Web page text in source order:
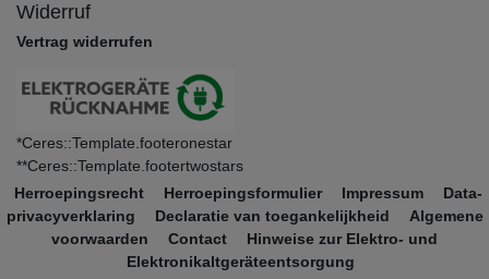
Widerruf
Vertrag widerrufen
*Ceres::Template.footeronestar
**Ceres::Template.footertwostars
Herroepings­recht
Herroepings­formulier Impressum
Data­
privacy­verklaring
Declaratie van toegankelijkheid
Algemene
voorwaarden
Contact
Hinweise zur Elektro- und
Elektronikaltgeräteentsorgung